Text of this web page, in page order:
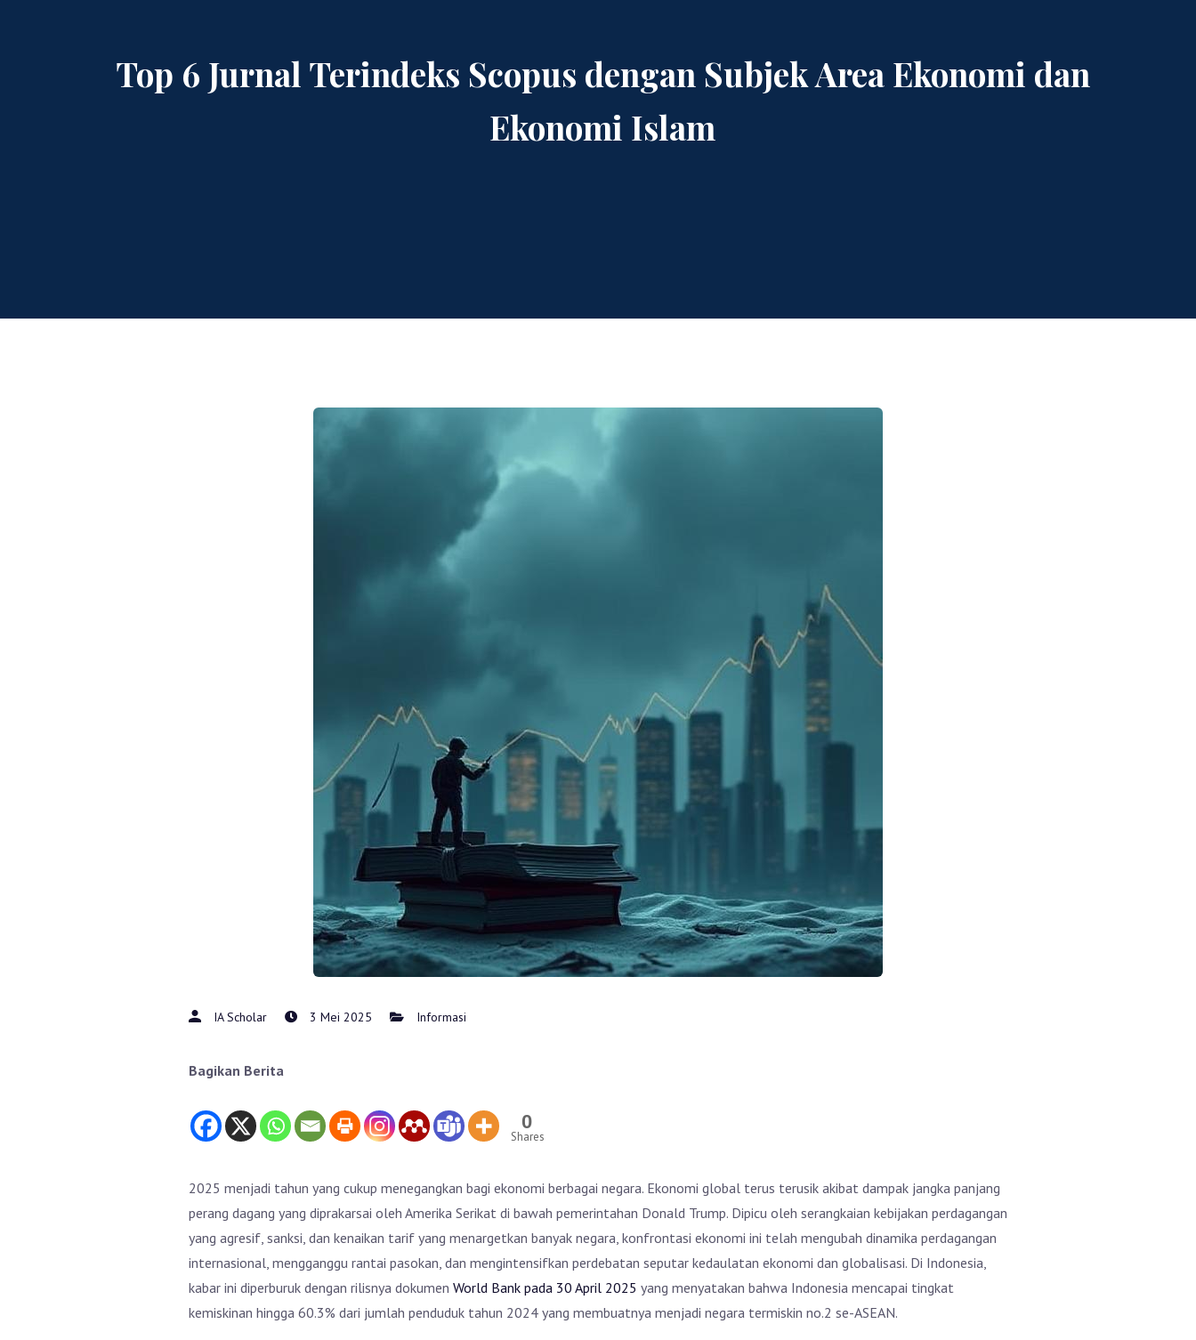
Top 6 Jurnal Terindeks Scopus dengan Subjek Area Ekonomi dan
Ekonomi Islam
IA Scholar 3 Mei 2025 Informasi
Bagikan Berita
0
Shares
2025 menjadi tahun yang cukup menegangkan bagi ekonomi berbagai negara. Ekonomi global terus terusik akibat dampak jangka panjang
perang dagang yang diprakarsai oleh Amerika Serikat di bawah pemerintahan Donald Trump. Dipicu oleh serangkaian kebijakan perdagangan
yang agresif, sanksi, dan kenaikan tarif yang menargetkan banyak negara, konfrontasi ekonomi ini telah mengubah dinamika perdagangan
internasional, mengganggu rantai pasokan, dan mengintensifkan perdebatan seputar kedaulatan ekonomi dan globalisasi. Di Indonesia,
kabar ini diperburuk dengan rilisnya dokumen World Bank pada 30 April 2025 yang menyatakan bahwa Indonesia mencapai tingkat
kemiskinan hingga 60.3% dari jumlah penduduk tahun 2024 yang membuatnya menjadi negara termiskin no.2 se-ASEAN.